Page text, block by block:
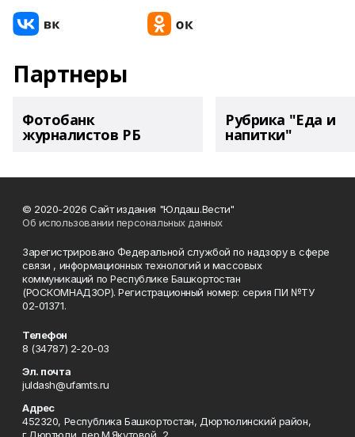
Партнеры
Фотобанк
журналистов РБ
Рубрика "Еда и
напитки"
© 2020-2026 Сайт издания "Юлдаш.Вести"
Об использовании персональных данных
Зарегистрировано Федеральной службой по надзору в сфере
связи , информационных технологий и массовых
коммуникаций по Республике Башкортостан
(РОСКОМНАДЗОР). Регистрационный номер: серия ПИ №ТУ
02-01371.
Телефон
8 (34787) 2-20-03
Эл. почта
juldash@ufamts.ru
Адрес
452320, Республика Башкортостан, Дюртюлинский район,